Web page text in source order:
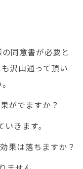
同意書が必要と
沢山通って頂い
がでますか？
きます。
果は落ちますか？